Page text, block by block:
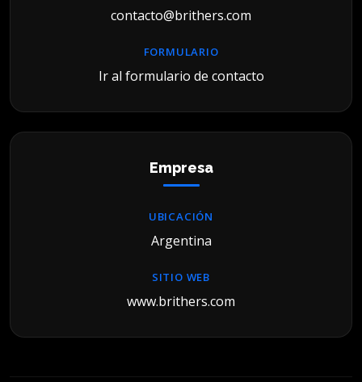
contacto@brithers.com
FORMULARIO
Ir al formulario de contacto
Empresa
UBICACIÓN
Argentina
SITIO WEB
www.brithers.com